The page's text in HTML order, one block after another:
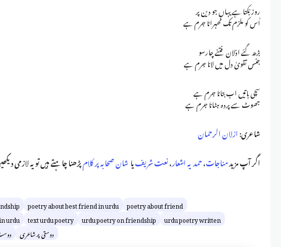
روز بٙکتا ہے یہاں جو دین پر
اُس کو ملزم تک ٹھہرانا جرم ہے
بڑھ گئے اذلان فتنے چارسو
جنس تقویٰ دل میں لانا جرم ہے
سچی باتیں اب بتانا جرم ہے
جھوٹ سے پردہ ہٹانا جرم ہے
شاعری:ازلان الرحمان
اگر آپ مزیدمناجات،حمدیہ اشعار،نعت شریفیاشان صحابہ پر کلامپڑھنا چاہتے ہیں تو یہ لازمی
poetry about best friend in urdu poetry about friend
urdu text urdu poetry urdu poetry on friendship urdu poetry written
دوستی پر شاعری